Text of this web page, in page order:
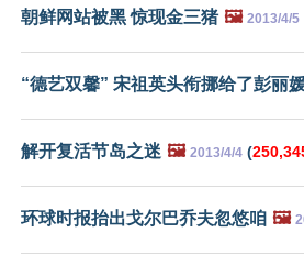
朝鲜网站被黑 惊现金三猪 🖼️ 2013/4/5
“德艺双馨” 宋祖英头衔挪给了彭丽
解开复活节岛之迷 🖼️ 2013/4/4 (
环球时报抬出戈尔巴乔夫忽悠咱 🖼️